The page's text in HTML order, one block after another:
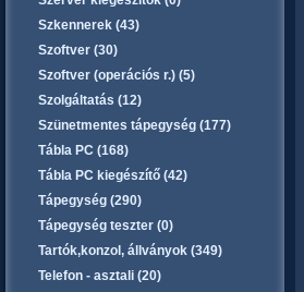
Szkennerek (43)
Szoftver (30)
Szoftver (operációs r.) (5)
Szolgáltatás (12)
Szünetmentes tápegység (177)
Tábla PC (168)
Tábla PC kiegészítő (42)
Tápegység (290)
Tápegység teszter (0)
Tartók,konzol, állványok (349)
Telefon - asztali (20)